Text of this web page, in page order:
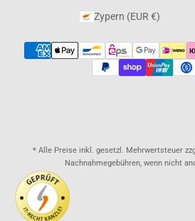
Zypern (EUR €)
* Alle Preise inkl. gesetzl. Mehrwertsteuer
Nachnahmegebühren, wenn nicht